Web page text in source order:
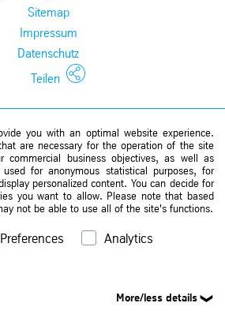
Sitemap
Impressum
Datenschutz
Teilen
you with an optimal website experience.
are necessary for the operation of the site
commercial business objectives, as well as
for anonymous statistical purposes, for
personalized content. You can decide for
you want to allow. Please note that based
not be able to use all of the site's functions.
Preferences
Analytics
More/less details